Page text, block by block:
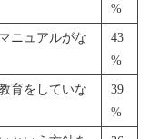
%
ニュアルがな
43
%
育をしていな
39
%